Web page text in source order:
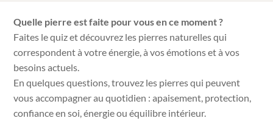
Quelle pierre est faite pour vous en ce moment ?
Faites le quiz et découvrez les pierres naturelles qui
correspondent à votre énergie, à vos émotions et à vos
besoins actuels.
En quelques questions, trouvez les pierres qui peuvent
vous accompagner au quotidien : apaisement, protection,
confiance en soi, énergie ou équilibre intérieur.